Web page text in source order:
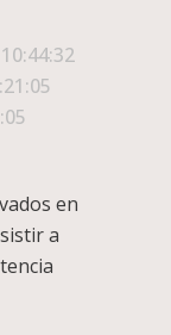
en
a